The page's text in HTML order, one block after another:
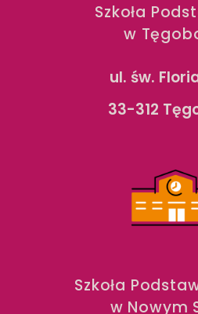
Szkoła
w
ul. św.
33-312
Szkoła
w Nowym